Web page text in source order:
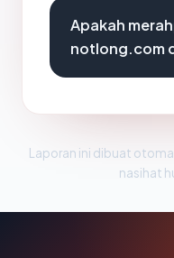
Apakah
notlong.com
Laporan ini dibuat
nasihat